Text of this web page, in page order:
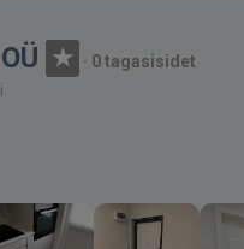
· 0 tagasisidet